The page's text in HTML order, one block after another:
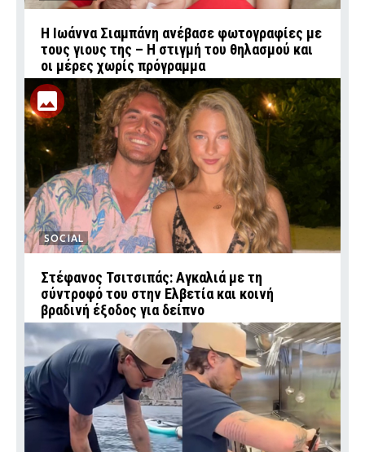
H Ιωάννα Σιαμπάνη ανέβασε φωτογραφίες με
τους γιους της – Η στιγμή του θηλασμού και
οι μέρες χωρίς πρόγραμμα
SOCIAL
Στέφανος Τσιτσιπάς: Αγκαλιά με τη
σύντροφό του στην Ελβετία και κοινή
βραδινή έξοδος για δείπνο